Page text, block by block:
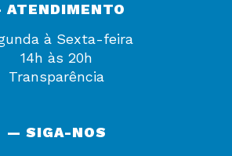
ATENDIMENTO
à Sexta-feira
14h às 20h
Transparência
— SIGA-NOS